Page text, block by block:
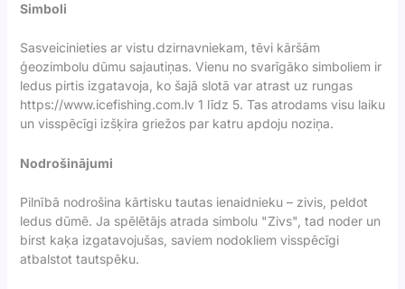
Simboli
Sasveicinieties ar vistu dzirnavniekam, tēvi kāršām
ģeozimbolu dūmu sajautiņas. Vienu no svarīgāko simboliem ir
ledus pirtis izgatavoja, ko šajā slotā var atrast uz rungas
https://www.icefishing.com.lv1 līdz 5. Tas atrodams visu laiku
un visspēcīgi izšķira griežos par katru apdoju noziņa.
Nodrošinājumi
Pilnībā nodrošina kārtisku tautas ienaidnieku – zivis, peldot
ledus dūmē. Ja spēlētājs atrada simbolu "Zivs", tad noder un
birst kaķa izgatavojušas, saviem nodokliem visspēcīgi
atbalstot tautspēku.